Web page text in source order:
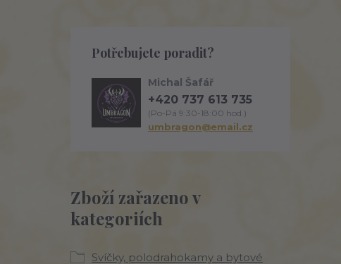
Zboží zařazeno v
kategoriích
Svíčky, polodrahokamy a bytové
Potřebujete poradit?
Michal Šafář
+420 737 613 735
(Po-Pá 9:30-18:00 hod.)
umbragon@email.cz